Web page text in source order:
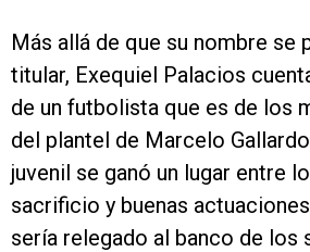
Más allá de que su nombre se
titular, Exequiel Palacios
de un futbolista que es de los
del plantel de Marcelo
juvenil se ganó un lugar entre
sacrificio y buenas
sería relegado al banco de los